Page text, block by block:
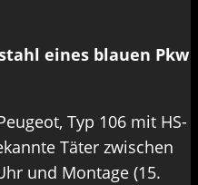
eines blauen Pkw
Typ 106 mit HS-
Täter zwischen
und Montage (15.